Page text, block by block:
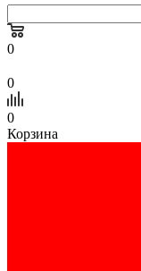
0
0
0
Корзина